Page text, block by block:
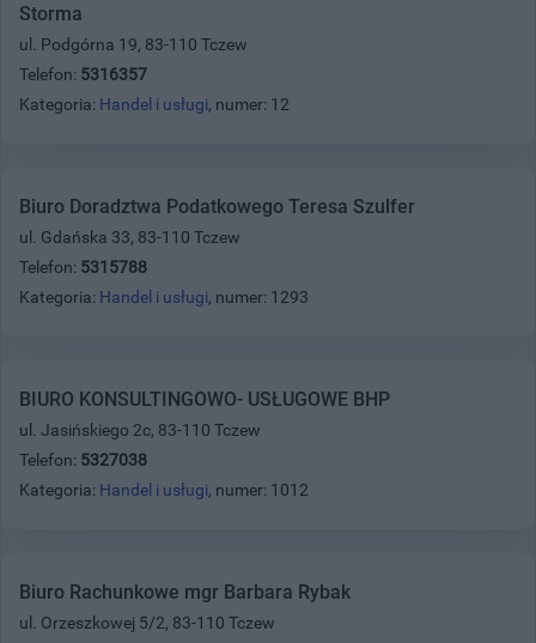
Storma
ul. Podgórna 19, 83-110 Tczew
Telefon: 5316357
Kategoria: Handel i usługi, numer: 12
Biuro Doradztwa Podatkowego Teresa Szulfer
ul. Gdańska 33, 83-110 Tczew
Telefon: 5315788
Kategoria: Handel i usługi, numer: 1293
BIURO KONSULTINGOWO- USŁUGOWE BHP
ul. Jasińskiego 2c, 83-110 Tczew
Telefon: 5327038
Kategoria: Handel i usługi, numer: 1012
Biuro Rachunkowe mgr Barbara Rybak
ul. Orzeszkowej 5/2, 83-110 Tczew